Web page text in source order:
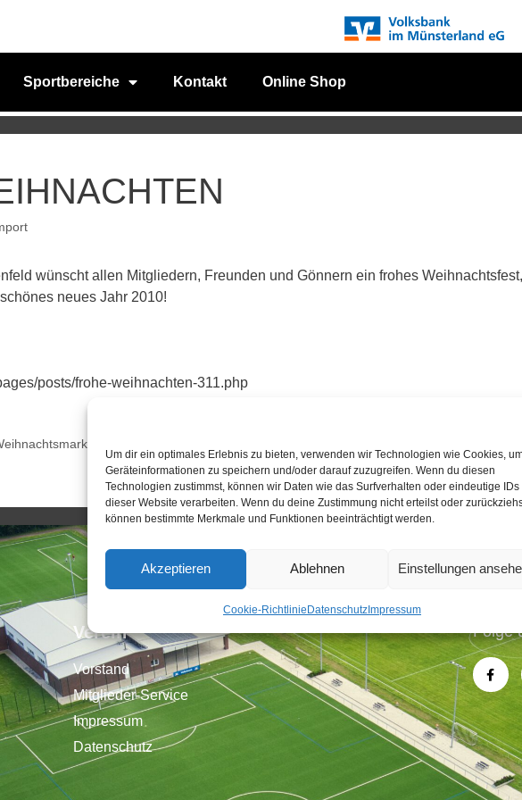
Um dir ein optimales Erlebnis zu bieten, verwenden wir Technologien wie Cookies,
Geräteinformationen zu speichern und/oder darauf zuzugreifen. Wenn du diesen
Technologien zustimmst, können wir Daten wie das Surfverhalten oder eindeutige IDs
dieser Website verarbeiten. Wenn du deine Zustimmung nicht erteilst oder
können bestimmte Merkmale und Funktionen beeinträchtigt werden.
Akzeptieren Ablehnen Einstellungen
Cookie-RichtlinieDatenschutzImpressum
Sportbereiche Kontakt Online Shop
wünscht allen Mitgliedern, Freunden und Gönnern ein frohes Weihnachtsfest,
neues Jahr 2010!
posts/frohe-weihnachten-311.php
Verein
Vorstand
Mitglieder-Service
Impressum
Datenschutz
Folge